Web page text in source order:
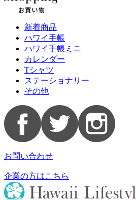
新着商品
ハワイ手帳
ハワイ手帳ミニ
カレンダー
Tシャツ
ステーショナリー
その他
お問い合わせ
企業の方はこちら